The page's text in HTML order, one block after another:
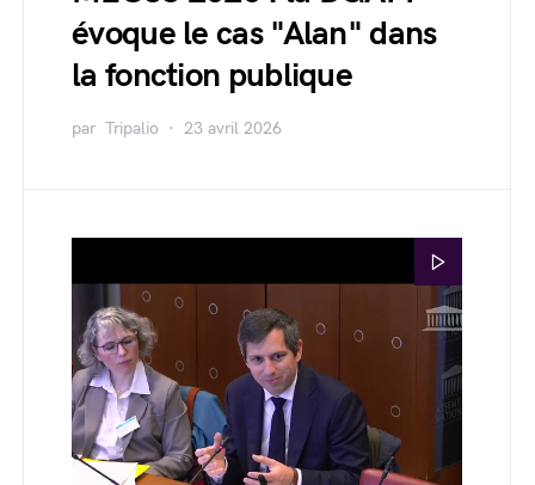
évoque le cas "Alan" dans
la fonction publique
par Tripalio 23 avril 2026